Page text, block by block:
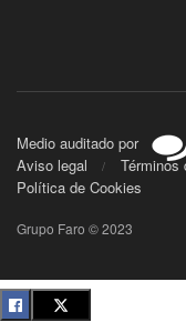
Medio auditado por
Aviso legal
Términos
Política de Cookies
Grupo Faro © 2023